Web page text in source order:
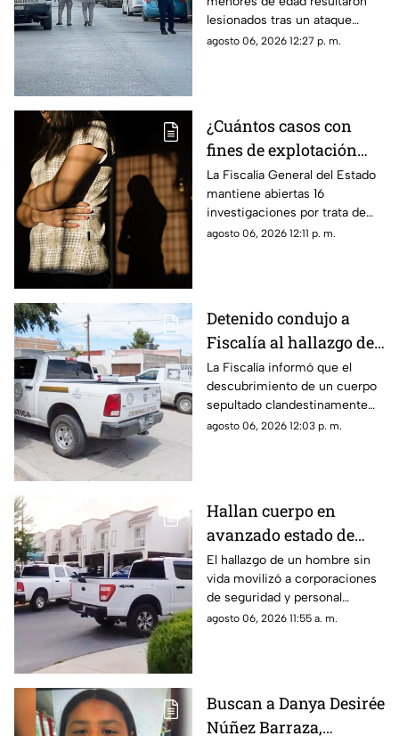
Ciudad Juárez;
investigan a expareja
lesionados tras un ataque
armado registrado en una
agosto 06, 2026 12:27 p. m.
¿Cuántos casos con
fines de explotación
sexual hay Chihuahua
en 2026? Autoridades
revelan
La Fiscalía General del Estado
mantiene abiertas 16
investigaciones por trata de
personas en lo que va de 2026.
agosto 06, 2026 12:11 p. m.
Detenido condujo a
Fiscalía al hallazgo de
un cuerpo enterrado en
vivienda de Chihuahua
capital
La Fiscalía informó que el
descubrimiento de un cuerpo
sepultado clandestinamente
en la División del Norte fue
agosto 06, 2026 12:03 p. m.
Hallan cuerpo en
avanzado estado de
descomposición al
norte de Chihuahua
capital
El hallazgo de un hombre sin
vida movilizó a corporaciones
de seguridad y personal
forense en el fraccionamiento
agosto 06, 2026 11:55 a. m.
Buscan a Danya Desirée
Núñez Barraza,